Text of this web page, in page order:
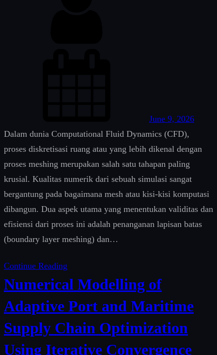
June 9, 2026
Dalam dunia Computational Fluid Dynamics (CFD),
proses diskretisasi ruang atau yang lebih dikenal dengan
proses meshing merupakan salah satu tahapan paling
krusial. Kualitas numerik dari sebuah simulasi sangat
bergantung pada bagaimana mesh atau kisi-kisi komputasi
dibangun. Dua aspek utama yang menentukan validitas dan
efisiensi dari proses ini adalah penanganan lapisan batas
(boundary layer meshing) dan…
Continue Reading
Numerical Modelling of
Adaptive Port and Maritime
Supply Chain Optimization
Using Iterative Convergence